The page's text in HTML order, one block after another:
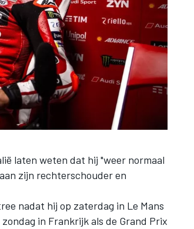
laten weten dat hij "weer normaal
zijn rechterschouder en
nadat hij op zaterdag in Le Mans
in Frankrijk als de Grand Prix